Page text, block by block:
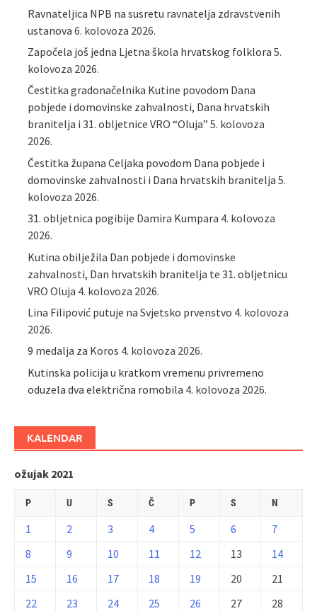
Ravnateljica NPB na susretu ravnatelja zdravstvenih
ustanova 6. kolovoza 2026.
Započela još jedna Ljetna škola hrvatskog folklora 5.
kolovoza 2026.
Čestitka gradonačelnika Kutine povodom Dana
pobjede i domovinske zahvalnosti, Dana hrvatskih
branitelja i 31. obljetnice VRO “Oluja” 5. kolovoza
2026.
Čestitka župana Celjaka povodom Dana pobjede i
domovinske zahvalnosti i Dana hrvatskih branitelja 5.
kolovoza 2026.
31. obljetnica pogibije Damira Kumpara 4. kolovoza
2026.
Kutina obilježila Dan pobjede i domovinske
zahvalnosti, Dan hrvatskih branitelja te 31. obljetnicu
VRO Oluja 4. kolovoza 2026.
Lina Filipović putuje na Svjetsko prvenstvo 4. kolovoza
2026.
9 medalja za Koros 4. kolovoza 2026.
Kutinska policija u kratkom vremenu privremeno
oduzela dva električna romobila 4. kolovoza 2026.
KALENDAR
ožujak 2021
P U S Č P S N
1 2 3 4 5 6
7
8
9 10 11 12 13
14
15
16 17 18 19 20
21
22
23 24 25 26 27
28